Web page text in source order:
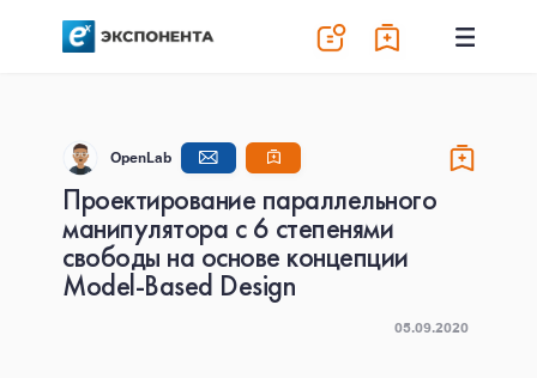
OpenLab
Проектирование параллельного
манипулятора с 6 степенями
свободы на основе концепции
Model-Based Design
05.09.2020